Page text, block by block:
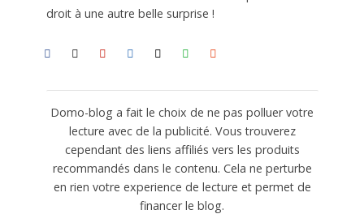
droit à une autre belle surprise !
Domo-blog a fait le choix de ne pas polluer votre
lecture avec de la publicité. Vous trouverez
cependant des liens affiliés vers les produits
recommandés dans le contenu. Cela ne perturbe
en rien votre experience de lecture et permet de
financer le blog.